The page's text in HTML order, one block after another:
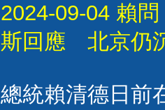
2024-09-04 賴
斯回應 北京仍
總統賴清德日前